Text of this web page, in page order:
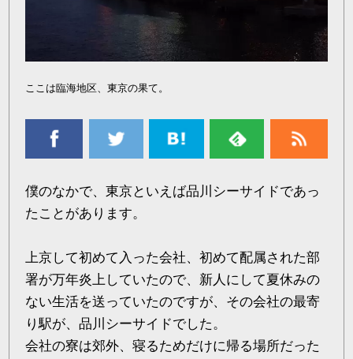
ここは臨海地区、東京の果て。
僕のなかで、東京といえば品川シーサイドであっ
たことがあります。
上京して初めて入った会社、初めて配属された部
署が万年炎上していたので、新人にして夏休みの
ない生活を送っていたのですが、その会社の最寄
り駅が、品川シーサイドでした。
会社の寮は郊外、寝るためだけに帰る場所だった